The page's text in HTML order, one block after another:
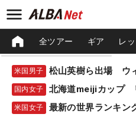
全ツアー ギア レ
米国男子
国内女子 北海道meijiカップ
米国女子 最新の世界ランキン